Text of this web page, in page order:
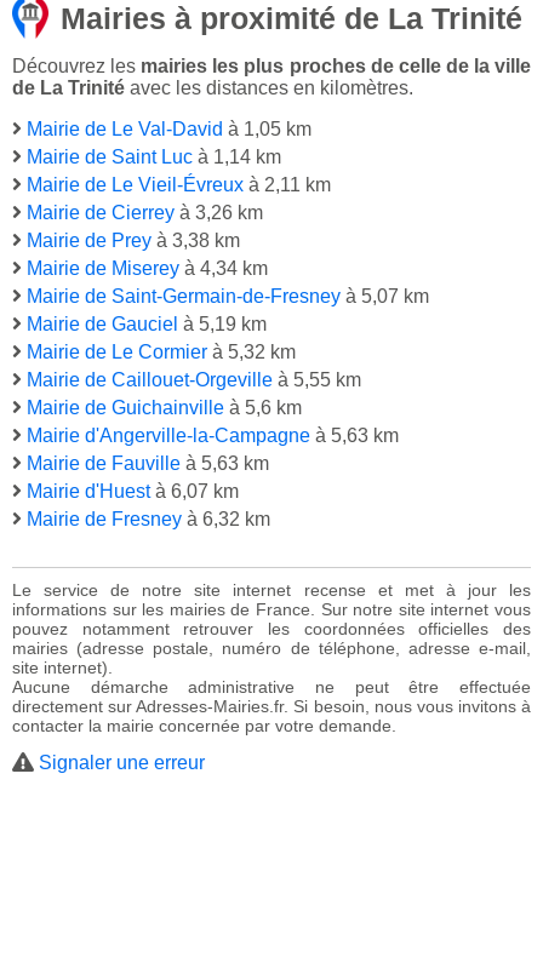
Mairies à proximité de La Trinité
Découvrez les mairies les plus proches de celle de la ville
de La Trinité avec les distances en kilomètres.
Mairie de Le Val-David à 1,05 km
Mairie de Saint Luc à 1,14 km
Mairie de Le Vieil-Évreux à 2,11 km
Mairie de Cierrey à 3,26 km
Mairie de Prey à 3,38 km
Mairie de Miserey à 4,34 km
Mairie de Saint-Germain-de-Fresney à 5,07 km
Mairie de Gauciel à 5,19 km
Mairie de Le Cormier à 5,32 km
Mairie de Caillouet-Orgeville à 5,55 km
Mairie de Guichainville à 5,6 km
Mairie d'Angerville-la-Campagne à 5,63 km
Mairie de Fauville à 5,63 km
Mairie d'Huestà 6,07 km
Mairie de Fresney à 6,32 km
Le service de notre site internet recense et met à jour les
informations sur les mairies de France. Sur notre site internet vous
pouvez notamment retrouver les coordonnées officielles des
mairies (adresse postale, numéro de téléphone, adresse e-mail,
site internet).
Aucune démarche administrative ne peut être effectuée
directement sur Adresses-Mairies.fr. Si besoin, nous vous invitons à
contacter la mairie concernée par votre demande.
Signaler une erreur